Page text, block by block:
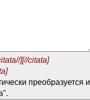
][//citata]
преобразуется и